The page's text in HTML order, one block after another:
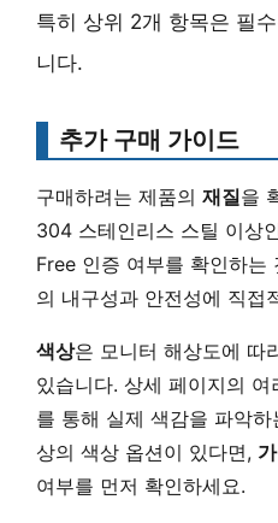
특히 상위 2개 항목은 필
니다.
추가 구매 가이드
구매하려는 제품의 재질을
304 스테인리스 스틸 이상
Free 인증 여부를 확인하는
의 내구성과 안전성에 직접
색상은 모니터 해상도에 따
있습니다. 상세 페이지의
를 통해 실제 색감을 파악
상의 색상 옵션이 있다면,
여부를 먼저 확인하세요.